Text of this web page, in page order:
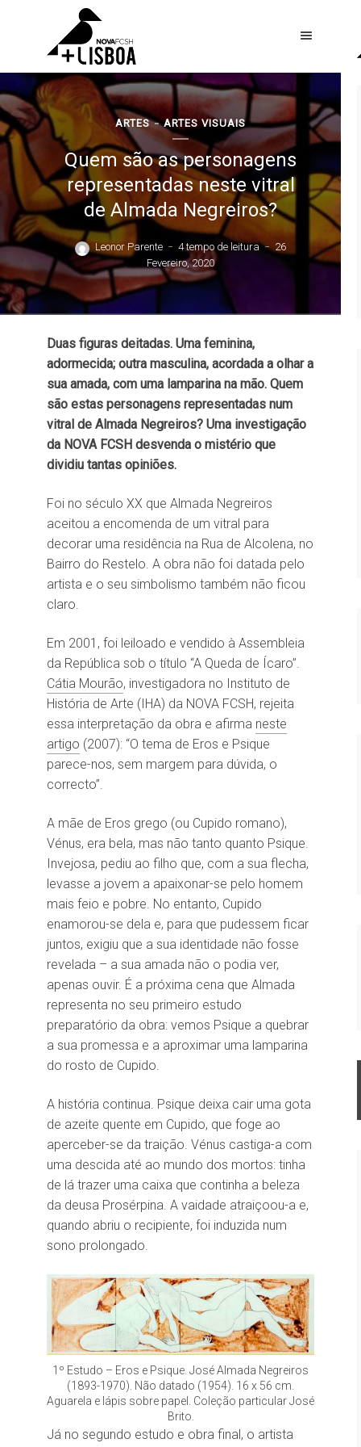
ARTES ARTES VISUAIS
Quem são as personagens
representadas neste vitral
de Almada Negreiros?
Leonor Parente 4 tempo de leitura
26
Fevereiro, 2020
Duas figuras deitadas. Uma feminina,
adormecida; outra masculina, acordada a olhar a
sua amada, com uma lamparina na mão. Quem
são estas personagens representadas num
vitral de Almada Negreiros? Uma investigação
da NOVA FCSH desvenda o mistério que
dividiu tantas opiniões.
Foi no século XX que Almada Negreiros
aceitou a encomenda de um vitral para
decorar uma residência na Rua de Alcolena, no
Bairro do Restelo. A obra não foi datada pelo
artista e o seu simbolismo também não ficou
claro.
Em 2001, foi leiloado e vendido à Assembleia
da República sob o título “A Queda de Ícaro”.
Cátia Mourão, investigadora no Instituto de
História de Arte (IHA) da NOVA FCSH, rejeita
essa interpretação da obra e afirma neste
artigo (2007): “O tema de Eros e Psique
parece-nos, sem margem para dúvida, o
correcto”.
A mãe de Eros grego (ou Cupido romano),
Vénus, era bela, mas não tanto quanto Psique.
Invejosa, pediu ao filho que, com a sua flecha,
levasse a jovem a apaixonar-se pelo homem
mais feio e pobre. No entanto, Cupido
enamorou-se dela e, para que pudessem ficar
juntos, exigiu que a sua identidade não fosse
revelada – a sua amada não o podia ver,
apenas ouvir. É a próxima cena que Almada
representa no seu primeiro estudo
preparatório da obra: vemos Psique a quebrar
a sua promessa e a aproximar uma lamparina
do rosto de Cupido.
A história continua. Psique deixa cair uma gota
de azeite quente em Cupido, que foge ao
aperceber-se da traição. Vénus castiga-a com
uma descida até ao mundo dos mortos: tinha
de lá trazer uma caixa que continha a beleza
da deusa Prosérpina. A vaidade atraiçoou-a e,
quando abriu o recipiente, foi induzida num
sono prolongado.
1º Estudo – Eros e Psique. José Almada Negreiros
(1893-1970). Não datado (1954). 16 x 56 cm.
Aguarela e lápis sobre papel. Coleção particular José
Brito.
Já no segundo estudo e obra final, o artista